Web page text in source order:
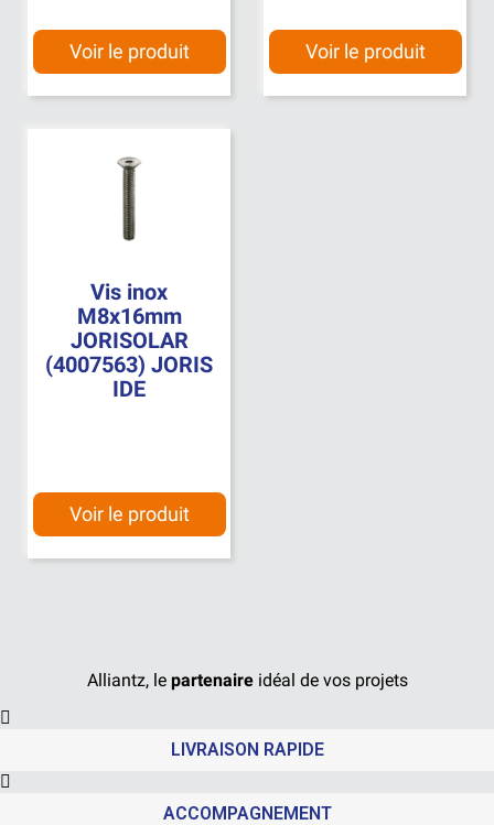
Voir le produit Voir le produit
Vis inox
M8x16mm
JORISOLAR
(4007563) JORIS
IDE
Voir le produit
Alliantz, le partenaireidéal de vos projets
LIVRAISON RAPIDE
ACCOMPAGNEMENT